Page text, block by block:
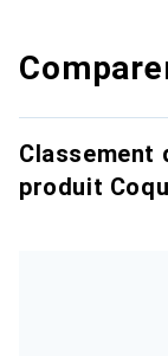
Classement
produit